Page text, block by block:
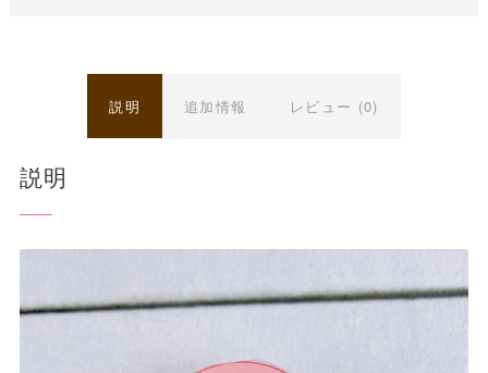
説明 追加情報 レビュー (0)
説明